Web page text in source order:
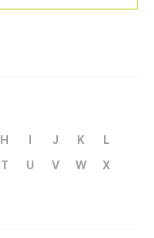
H I J K
L
T U V W
X